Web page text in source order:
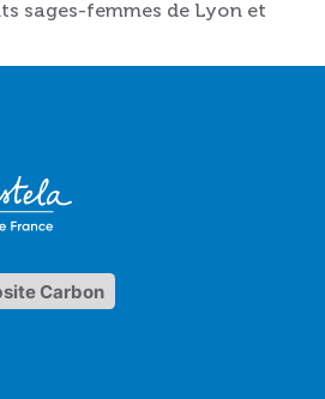
sages-femmes de Lyon et
Carbon